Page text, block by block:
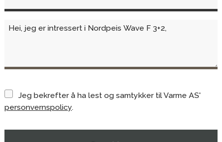
Jeg bekrefter å ha lest og samtykker til Varme AS'
personvernspolicy.